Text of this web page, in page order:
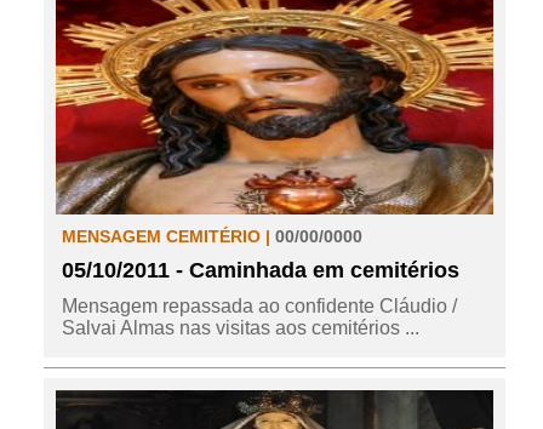
MENSAGEM CEMITÉRIO | 00/00/0000
05/10/2011 - Caminhada em cemitérios
Mensagem repassada ao confidente Cláudio /
Salvai Almas nas visitas aos cemitérios ...